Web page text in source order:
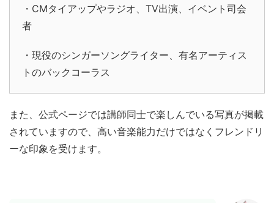
・CMタイアップやラジオ、TV出演、イベント司会
者
・現役のシンガーソングライター、有名アーティス
トのバックコーラス
また、公式ページでは講師同士で楽しんでいる写真が掲載
されていますので、高い音楽能力だけではなくフレンドリ
ーな印象を受けます。